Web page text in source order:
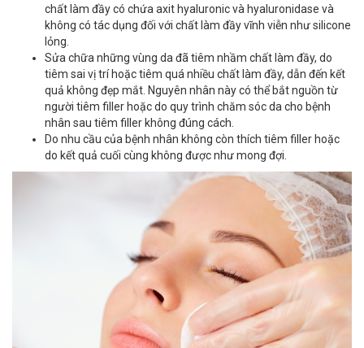
chất làm đầy có chứa axit hyaluronic và hyaluronidase và
không có tác dụng đối với chất làm đầy vĩnh viễn như silicone
lỏng.
Sửa chữa những vùng da đã tiêm nhầm chất làm đầy, do
tiêm sai vị trí hoặc tiêm quá nhiều chất làm đầy, dẫn đến kết
quả không đẹp mắt. Nguyên nhân này có thể bắt nguồn từ
người tiêm filler hoặc do quy trình chăm sóc da cho bệnh
nhân sau tiêm filler không đúng cách.
Do nhu cầu của bệnh nhân không còn thích tiêm filler hoặc
do kết quả cuối cùng không được như mong đợi.